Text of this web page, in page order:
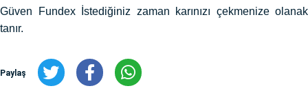
Güven Fundex İstediğiniz zaman karınızı çekmenize olanak
tanır.
Paylaş